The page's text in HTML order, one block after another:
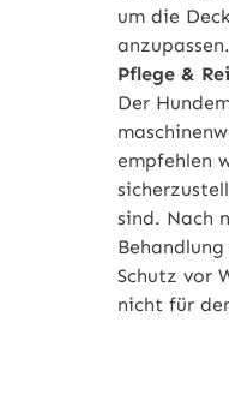
um die
anzupassen.
Pflege &
Der
empfehlen
sind. Nach
Schutz vor
nicht für